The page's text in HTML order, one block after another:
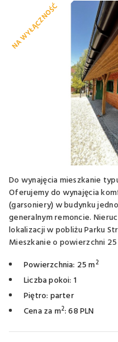
NA WYŁĄCZNOŚĆ
Do wynajęcia mieszkanie
Oferujemy do wynajęcia
(garsoniery) w budynku
generalnym remoncie.
lokalizacji w pobliżu Parku
Mieszkanie o powierzchni 25
Powierzchnia: 25 m2
Liczba pokoi: 1
Piętro: parter
Cena za m2: 68 PLN